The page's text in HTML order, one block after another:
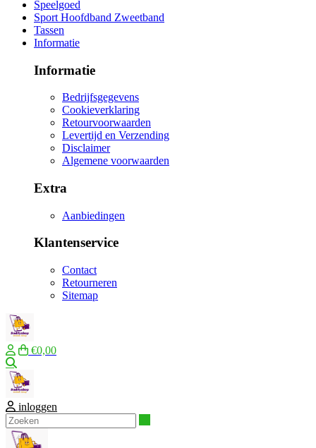
Speelgoed
Sport Hoofdband Zweetband
Tassen
Informatie
Informatie
Bedrijfsgegevens
Cookieverklaring
Retourvoorwaarden
Levertijd en Verzending
Disclaimer
Algemene voorwaarden
Extra
Aanbiedingen
Klantenservice
Contact
Retourneren
Sitemap
€0,00
inloggen